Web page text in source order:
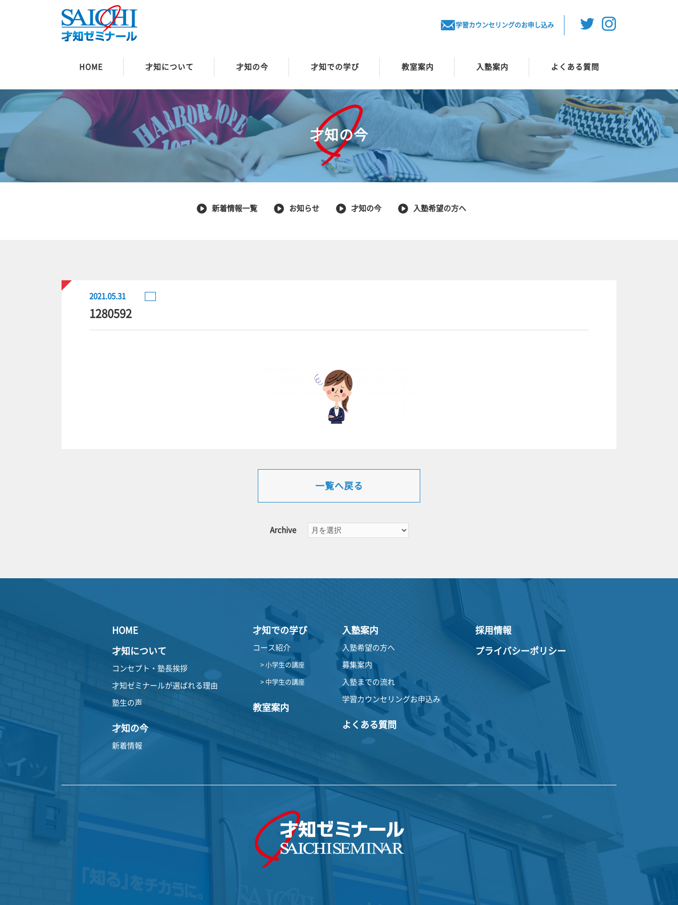
学習カウンセリングのお申し込み
HOME 才知について 才知の今 才知での学び 教室案内 入塾案内 よくある質問
才知の今
新着情報一覧 お知らせ 才知の今 入塾希望の方へ
2021.05.31
1280592
一覧へ戻る
Archive
HOME
才知について
コンセプト・塾長挨拶
才知ゼミナールが選ばれる理由
塾生の声
才知の今
新着情報
才知での学び
コース紹介
> 小学生の講座
> 中学生の講座
教室案内
入塾案内
入塾希望の方へ
募集案内
入塾までの流れ
学習カウンセリングお申込み
よくある質問
採用情報
プライバシーポリシー